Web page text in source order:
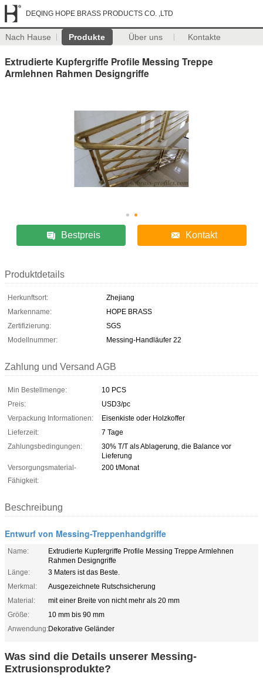
DEQING HOPE BRASS PRODUCTS CO. ,LTD
Nach Hause Produkte Über uns Kontakte
Extrudierte Kupfergriffe Profile Messing Treppe
Armlehnen Rahmen Designgriffe
Bestpreis Kontakt
Produktdetails
Herkunftsort:
Zhejiang
Markenname:
HOPE BRASS
Zertifizierung:
SGS
Modellnummer:
Messing-Handläufer 22
Zahlung und Versand AGB
Min Bestellmenge:
10 PCS
Preis:
USD3/pc
Verpackung Informationen:
Eisenkiste oder Holzkoffer
Lieferzeit:
7 Tage
Zahlungsbedingungen:
30% T/T als Ablagerung, die Balance vor
Lieferung
Versorgungsmaterial-
Fähigkeit:
200 t/Monat
Beschreibung
Entwurf von Messing-Treppenhandgriffe
Name:
Extrudierte Kupfergriffe Profile Messing Treppe Armlehnen
Rahmen Designgriffe
Länge:
3 Maters ist das Beste.
Merkmal:
Ausgezeichnete Rutschsicherung
Material:
mit einer Breite von nicht mehr als 20 mm
Größe:
10 mm bis 90 mm
Anwendung:Dekorative Geländer
Was sind die Details unserer Messing-
Extrusionsprodukte?